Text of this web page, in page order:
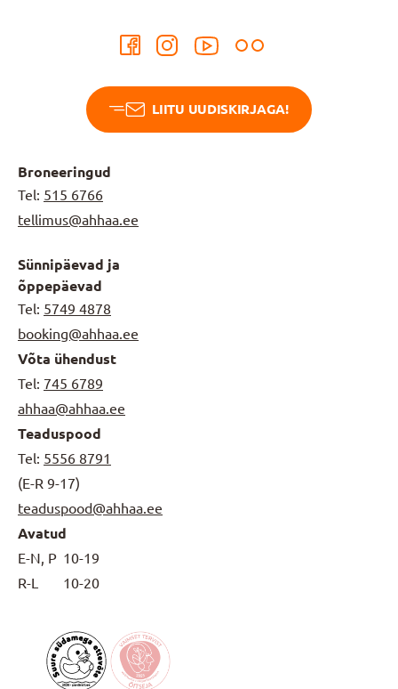
LIITU UUDISKIRJAGA!
Broneeringud
Tel: 515 6766
tellimus@ahhaa.ee
Sünnipäevad ja
õppepäevad
Tel: 5749 4878
booking@ahhaa.ee
Võta ühendust
Tel: 745 6789
ahhaa@ahhaa.ee
Teaduspood
Tel: 5556 8791
(E-R 9-17)
teaduspood@ahhaa.ee
Avatud
E-N, P 10-19
R-L
10-20